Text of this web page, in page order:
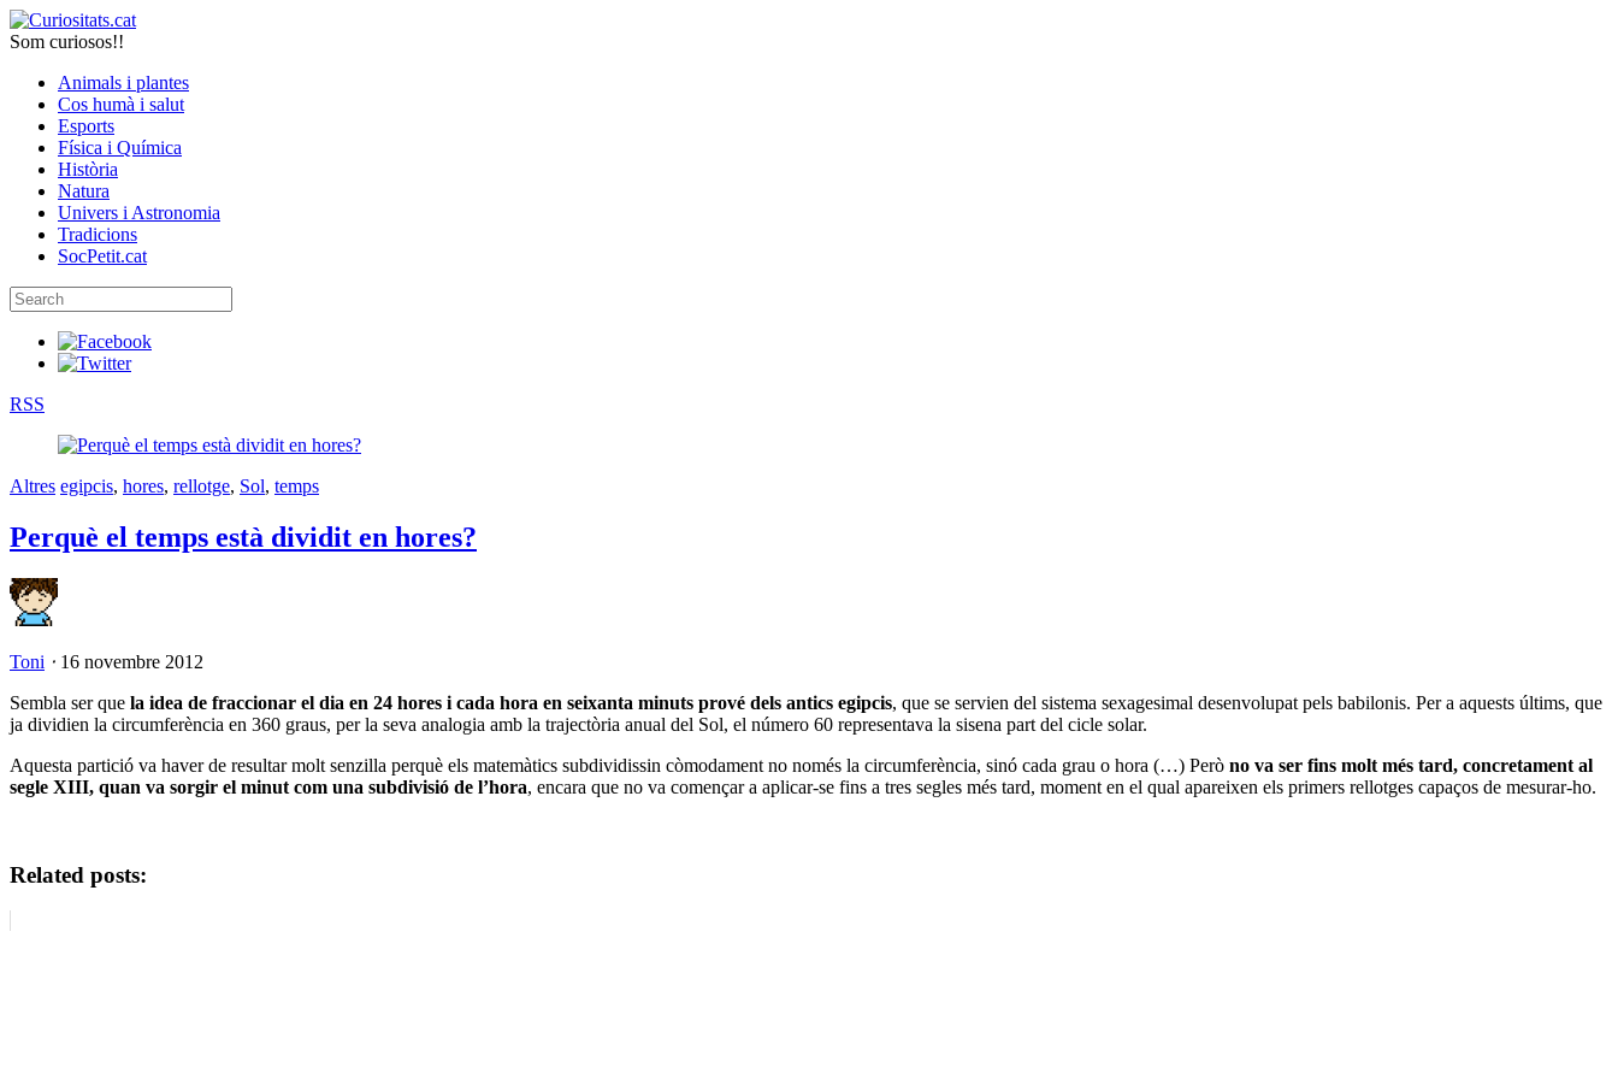
Som curiosos!!
Animals i plantes
Cos humà i salut
Esports
Física i Química
Història
Natura
Univers i Astronomia
Tradicions
SocPetit.cat
RSS
Altres egipcis, hores, rellotge, Sol, temps
Perquè el temps està dividit en hores?
Toni ⋅ 16 novembre 2012
Sembla ser que la idea de fraccionar el dia en 24 hores i cada hora en seixanta minuts prové dels antics egipcis, que se servien del sistema sexagesimal desenvolupat pels babilonis. Per a aquests últims, que
ja dividien la circumferència en 360 graus, per la seva analogia amb la trajectòria anual del Sol, el número 60 representava la sisena part del cicle solar.
Aquesta partició va haver de resultar molt senzilla perquè els matemàtics subdividissin còmodament no només la circumferència, sinó cada grau o hora (…) Però no va ser fins molt més tard, concretament al
segle XIII, quan va sorgir el minut com una subdivisió de l’hora, encara que no va començar a aplicar-se fins a tres segles més tard, moment en el qual apareixen els primers rellotges capaços de mesurar-ho.
Related posts: